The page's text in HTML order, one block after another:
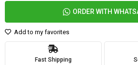
ORDER WITH
Add to my favorites
Fast Shipping